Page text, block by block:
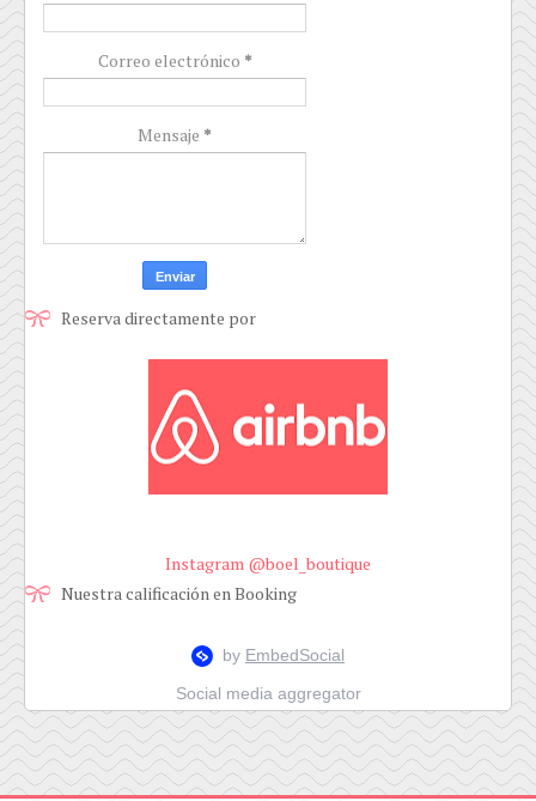
Correo electrónico *
Mensaje *
Reserva directamente por
Instagram @boel_boutique
Nuestra calificación en Booking
Social media aggregator